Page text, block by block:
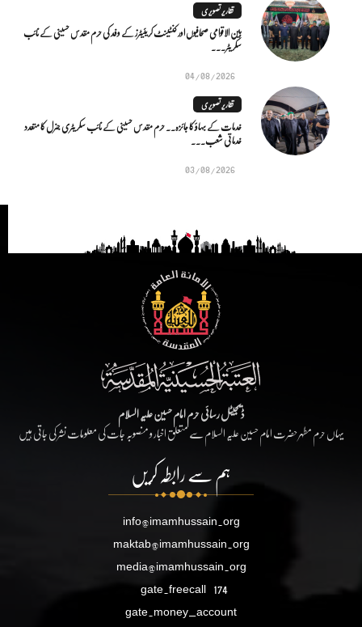
تقاریر تصویری
بین الاقوامی صحافیوں اور کنٹینٹ کریئیٹرز کے وفد کی حرم مقدس حسینی کے نائب
سکریٹر...
04/08/2026
تقاریر تصویری
خدمات کے بہاؤ کا جائزہ.. حرم مقدس حسینی کے نائب سکریٹری جنرل کا متعدد
خدماتی شعب...
03/08/2026
ڈیجیٹل رسائی حرم امام حسین علیہ السلام
یہاں حرم مطہر حضرت امام حسین علیہ السلام سے متعلق اخبار و منصوبہ جات کی معلومات نشر کی جاتی ہیں
ہم سے رابطہ کریں
info@imamhussain.org
maktab@imamhussain.org
media@imamhussain.org
gate.freecall 174
gate.money_account